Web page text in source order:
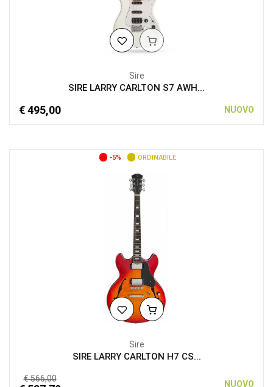
Sire
SIRE LARRY CARLTON S7 AWH...
€ 495,00 NUOVO
-5% ORDINABILE
Sire
SIRE LARRY CARLTON H7 CS...
€ 566,00
NUOVO